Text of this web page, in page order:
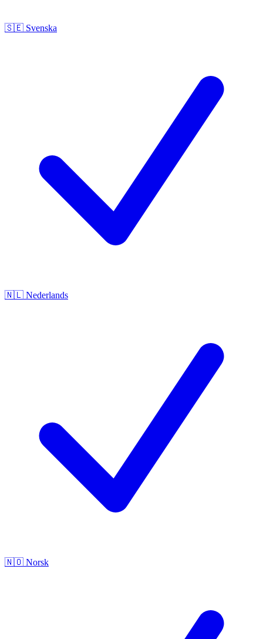
🇸🇪 Svenska
🇳🇱 Nederlands
🇳🇴 Norsk